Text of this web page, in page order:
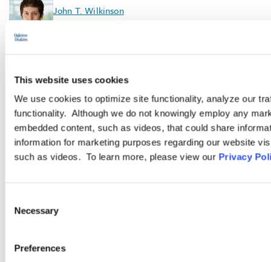
This website uses cookies
We use cookies to optimize site functionality, analyze our
functionality. Although we do not knowingly employ any
embedded content, such as videos, that could share
information for marketing purposes regarding our website
such as videos. To learn more, please view our Privacy
Selection
Necessary
Preferences
John T. Wilkinson
Pour aller plus loin
PODCASTS